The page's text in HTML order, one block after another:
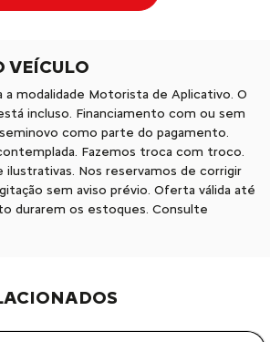
VEÍCULO
a modalidade Motorista de Aplicativo. O
incluso. Financiamento com ou sem
como parte do pagamento.
Fazemos troca com troco.
ilustrativas. Nos reservamos de corrigir
sem aviso prévio. Oferta válida até
durarem os estoques. Consulte